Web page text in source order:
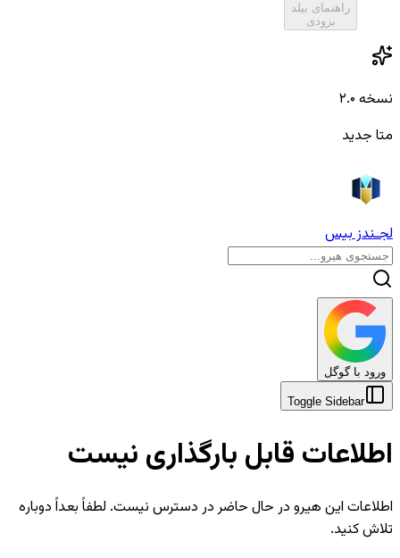
راهنمای بیلد
بزودی
نسخه ۲.۰
متا جدید
لجـندز بیس
ورود با گوگل
Toggle Sidebar
اطلاعات قابل بارگذاری نیست
اطلاعات این هیرو در حال حاضر در دسترس نیست. لطفاً بعداً دوباره
تلاش کنید.